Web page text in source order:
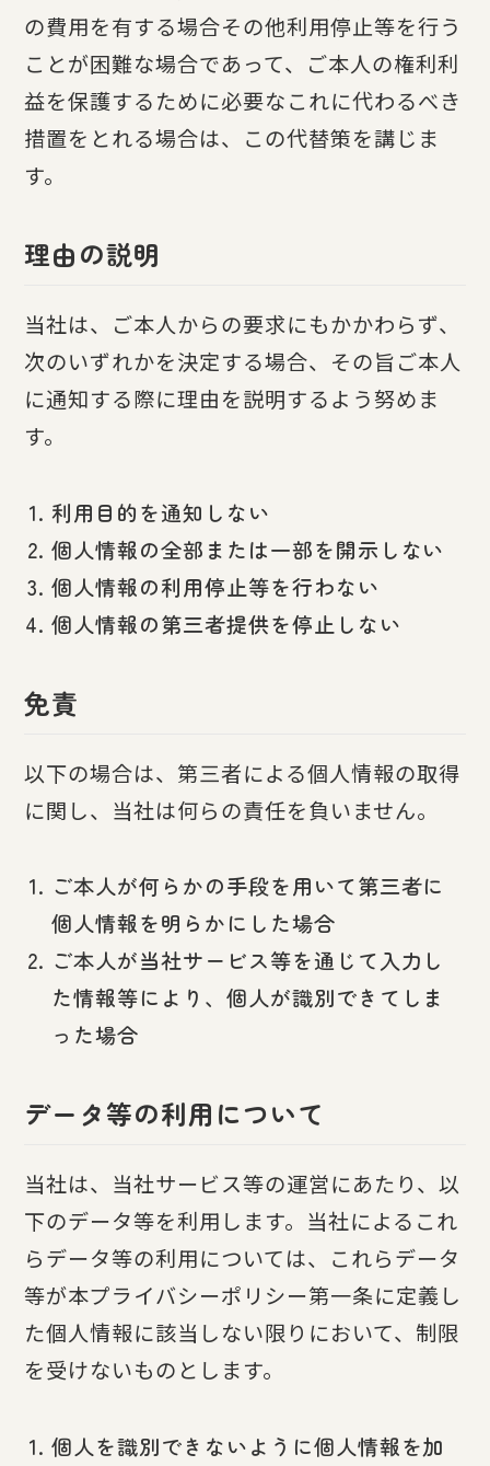
の費用を有する場合その他利用停止等を行う
ことが困難な場合であって、ご本人の権利利
益を保護するために必要なこれに代わるべき
措置をとれる場合は、この代替策を講じま
す。
理由の説明
当社は、ご本人からの要求にもかかわらず、
次のいずれかを決定する場合、その旨ご本人
に通知する際に理由を説明するよう努めま
す。
利用目的を通知しない
個人情報の全部または一部を開示しない
個人情報の利用停止等を行わない
個人情報の第三者提供を停止しない
免責
以下の場合は、第三者による個人情報の取得
に関し、当社は何らの責任を負いません。
ご本人が何らかの手段を用いて第三者に
個人情報を明らかにした場合
ご本人が当社サービス等を通じて入力し
た情報等により、個人が識別できてしま
った場合
データ等の利用について
当社は、当社サービス等の運営にあたり、以
下のデータ等を利用します。当社によるこれ
らデータ等の利用については、これらデータ
等が本プライバシーポリシー第一条に定義し
た個人情報に該当しない限りにおいて、制限
を受けないものとします。
個人を識別できないように個人情報を加